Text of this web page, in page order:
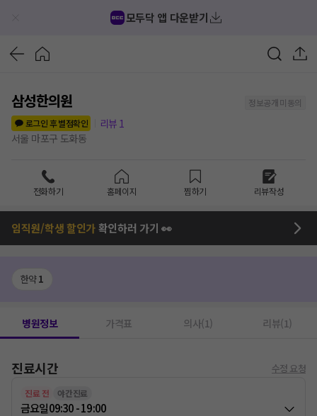
모두닥 앱 다운받기
삼성한의원
정보공개 미동의
로그인 후 별점확인
리뷰 1
서울 마포구 도화동
전화하기 홈페이지 찜하기 리뷰작성
임직원/학생 할인가확인하러 가기 👀
한약1
병원정보 가격표 의사(1) 리뷰(1)
진료시간 수정 요청
진료 전 야간진료
금요일09:30 - 19:00